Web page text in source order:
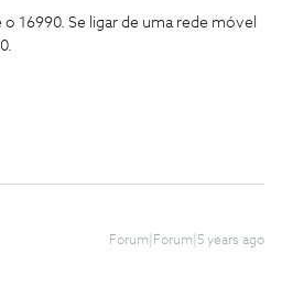
16990. Se ligar de uma rede móvel
Forum|Forum|5 years ago